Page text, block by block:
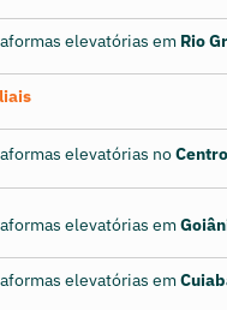
elevatórias em Rio
elevatórias no
elevatórias em
elevatórias em